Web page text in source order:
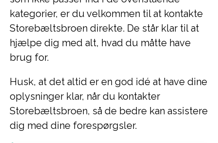
kategorier, er du velkommen til at kontakte
Storebæltsbroen direkte. De står klar til at
hjælpe dig med alt, hvad du måtte have
brug for.
Husk, at det altid er en god idé at have dine
oplysninger klar, når du kontakter
Storebæltsbroen, så de bedre kan assistere
dig med dine forespørgsler.